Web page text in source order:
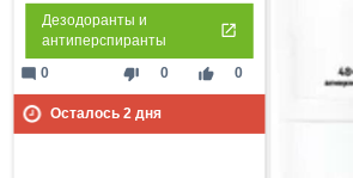
Дезодоранты и
антиперспиранты
thumb_down 0 thumb_up 0
mode_comment 0
Осталось 2 дня